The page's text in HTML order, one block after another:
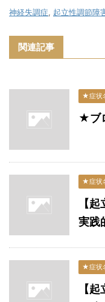
神経失調症, 起立性調節障
関連記事
★症状
★ブ
★症状
【
実践
★症状
【